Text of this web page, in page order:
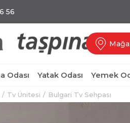
56
Odası Yatak Odası Yemek
Tv Ünitesi Bulgari Tv Sehpası